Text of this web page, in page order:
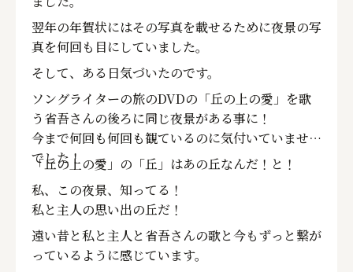
翌年の年賀状にはその写真を載せるために夜景の写
真を何回も目にしていました。
そして、ある日気づいたのです。
ソングライターの旅のDVDの「丘の上の愛」を歌
う省吾さんの後ろに同じ夜景がある事に！
今まで何回も何回も観ているのに気付いていません
でした！
「丘の上の愛」の「丘」はあの丘なんだ！と！
私、この夜景、知ってる！
私と主人の思い出の丘だ！
遠い昔と私と主人と省吾さんの歌と今もずっと繋が
っているように感じています。